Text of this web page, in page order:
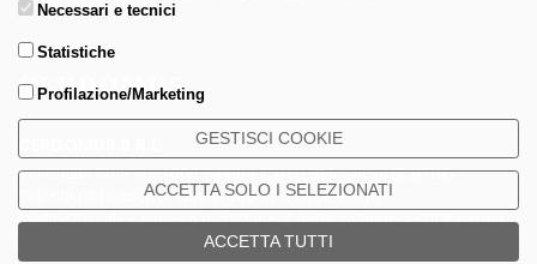
Via Emilia Ponente, 1000 - 48014 Castel Bolognese (RA) Italy
Tel. +39.0546.652111 - Email: info@cerdomus.com
Codice Fiscale e numero iscrizione al registro imprese di Ravenna
02620780391 - REA RA 217992 - Capitale Sociale Euro 20.000.000 i.v.
Necessari e tecnici
Statistiche
Profilazione/Marketing
GESTISCI COOKIE
ACCETTA SOLO I SELEZIONATI
ACCETTA TUTTI